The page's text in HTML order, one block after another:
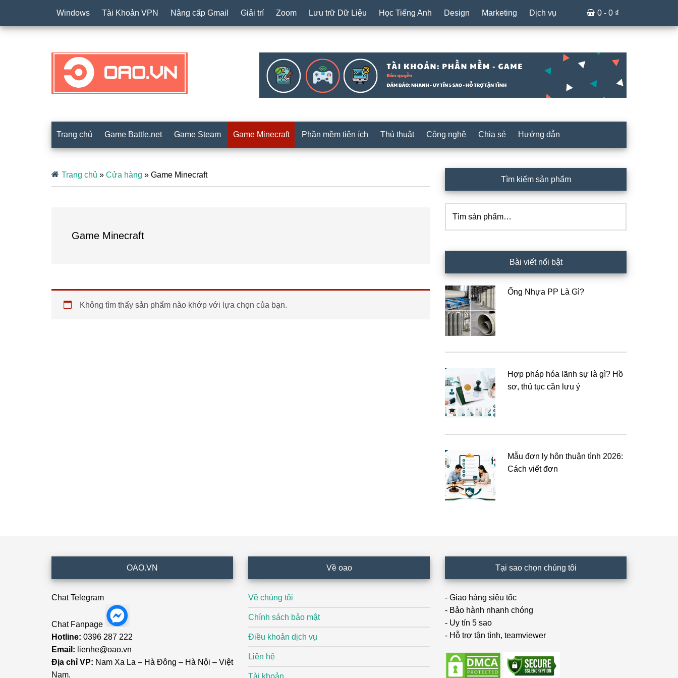
Windows Tài Khoản VPN Nâng cấp Gmail Giải trí Zoom Lưu trữ Dữ Liệu Học Tiếng Anh Design Marketing Dịch vụ 0 - 0 ₫
Trang chủ Game Battle.net Game Steam Game Minecraft Phần mềm tiện ích Thủ thuật Công nghệ Chia sẻ Hướng dẫn
Trang chủ » Cửa hàng » Game Minecraft
Game Minecraft
Không tìm thấy sản phẩm nào khớp với lựa chọn của bạn.
chính
Tìm kiếm sản phẩm
kiếm:
Bài viết nổi bật
Ống Nhựa PP Là Gì?
Hợp pháp hóa lãnh sự là gì? Hồ
sơ, thủ tục cần lưu ý
Mẫu đơn ly hôn thuận tình 2026:
Cách viết đơn
OAO.VN
Chat Telegram
Chat Fanpage
Hotline: 0396 287 222
Email: lienhe@oao.vn
Địa chỉ VP: Nam Xa La – Hà Đông – Hà Nội – Việt
Nam.
Về oao
Về chúng tôi
Chính sách bảo mật
Điều khoản dịch vụ
Liên hệ
Tài khoản
Tại sao chọn chúng tôi
- Giao hàng siêu tốc
- Bảo hành nhanh chóng
- Uy tín 5 sao
- Hỗ trợ tận tình, teamviewer